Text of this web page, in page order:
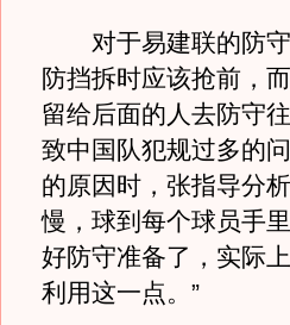
对于易建联的防守
防挡拆时应该抢前，
留给后面的人去防守
致中国队犯规过多的
的原因时，张指导分
慢，球到每个球员手
好防守准备了，实际
利用这一点。”